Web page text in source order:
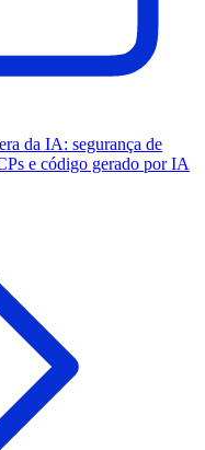
da IA: segurança de
e código gerado por IA